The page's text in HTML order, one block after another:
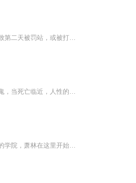
【内容简介】相信大家在学校读书的时候，经常会嫌老师布置的作业太多，头天写不完，导致第二天被罚站，或被打电话请家长。其实，这些都不算什么。有一种作业，如果没有在规定的时间内完成，那么等待你的，就是死亡……每个班级都有自己的QQ群，我们也不例...
恐怖班级，无法逃脱的校园，诡异的老师，死亡游戏，梦魇鬼怪烧脑，谁才是看不见的那只鬼，当死亡临近，人性的贪婪扭曲淋漓尽致的展现，无法预知的死亡游戏，究竟谁能活到最后。。。
【内容简介】一封神秘的录取通知，让萧林被迫进入曙光学院，这是一座以殖民异界为目标的学院，萧林在这里开始了一段完全不同的大学之旅。选修课程：基础感知，基础剑术掌握，初级药剂制作……什么？还有龙语初级课程，兽人语四六级考试？这是什么鬼，难道...